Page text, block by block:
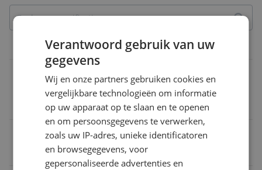
Kenmerken verpakking
Gereedschapskist SKRQBOXTWO2FCZAPG003 handl
Aantal stuks in verpakking
Verantwoord gebruik van uw
gegevens
Wij en onze partners gebruiken cookies en
vergelijkbare technologieën om informatie
op uw apparaat op te slaan en te openen
en om persoonsgegevens te verwerken,
zoals uw IP-adres, unieke identificatoren
en browsegegevens, voor
gepersonaliseerde advertenties en